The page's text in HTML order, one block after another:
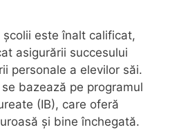
este înalt calificat,
asigurării succesului
personale a elevilor săi.
bazează pe programul
(IB), care oferă
și bine închegată.